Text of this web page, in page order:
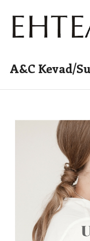
A&C Kevad/